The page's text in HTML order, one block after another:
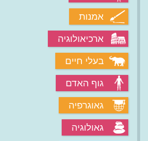
אמנות
ארכיאולוגיה
בעלי חיים
גוף האדם
גאוגרפיה
גאולוגיה
מה עושה תוכנת ריזון?
מהי מכונת התופים?